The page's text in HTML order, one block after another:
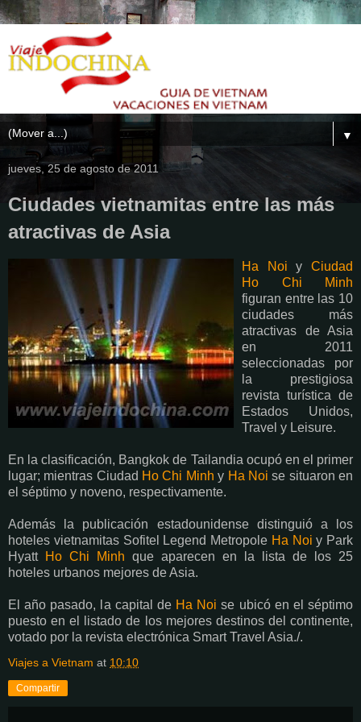
▼
jueves, 25 de agosto de 2011
Ciudades vietnamitas entre las más
atractivas de Asia
Ha Noi yCiudad
Ho Chi Minh
figuran entre las 10
ciudades más
atractivas de Asia
en 2011
seleccionadas por
la prestigiosa
revista turística de
Estados Unidos,
Travel y Leisure.
En la clasificación, Bangkok de Tailandia ocupó en el primer
lugar; mientras Ciudad Ho Chi Minh y Ha Noi se situaron en
el séptimo y noveno, respectivamente.
Además la publicación estadounidense distinguió a los
hoteles vietnamitas Sofitel Legend Metropole Ha Noi y Park
Hyatt Ho Chi Minh que aparecen en la lista de los 25
hoteles urbanos mejores de Asia.
El año pasado, la capital de Ha Noi se ubicó en el séptimo
puesto en el listado de los mejores destinos del continente,
votado por la revista electrónica Smart Travel Asia./.
Viajes a Vietnam at 10:10
Compartir